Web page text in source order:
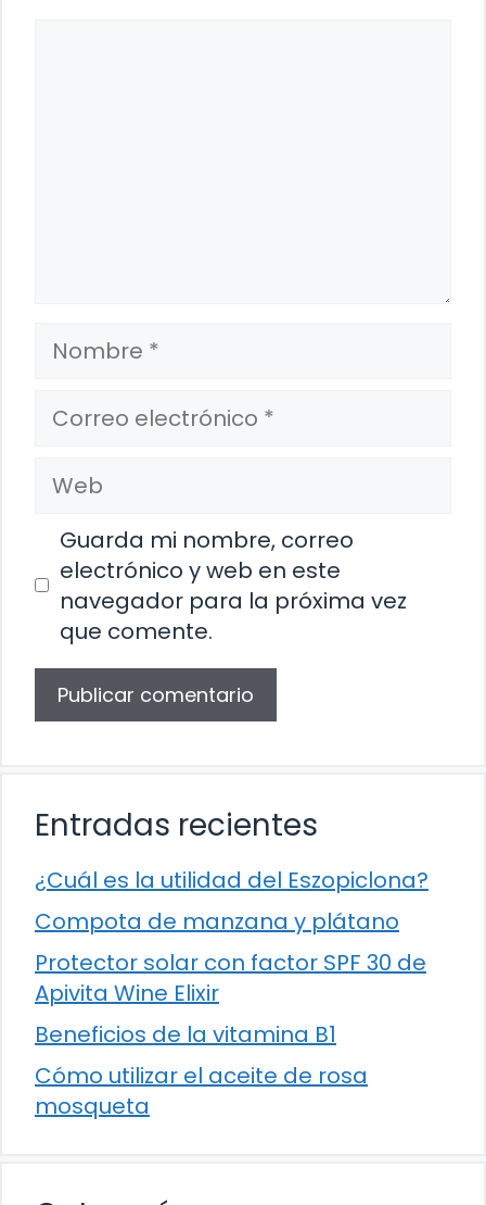
Nombre
Correo
electrónico
Web
Guarda mi nombre, correo
electrónico y web en este
navegador para la próxima vez
que comente.
Entradas recientes
¿Cuál es la utilidad del Eszopiclona?
Compota de manzana y plátano
Protector solar con factor SPF 30 de
Apivita Wine Elixir
Beneficios de la vitamina B1
Cómo utilizar el aceite de rosa
mosqueta